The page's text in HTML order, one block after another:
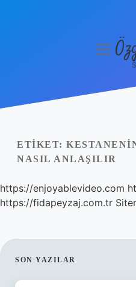
Yasal Uyarı
menüyü
ETIKET:
NASIL ANLAŞILIR
https://enjoyablevideo.com
https://fidapeyzaj.com.tr
SIDEBAR
SON YAZILAR